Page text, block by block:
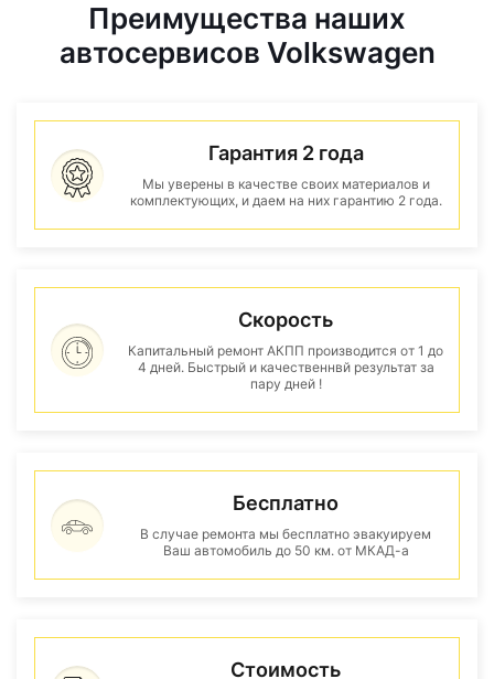
Преимущества наших
автосервисов Volkswagen
Гарантия 2 года
Мы уверены в качестве своих материалов и
комплектующих, и даем на них гарантию 2 года.
Скорость
Капитальный ремонт АКПП производится от 1 до
4 дней. Быстрый и качественнвй результат за
пару дней !
Бесплатно
В случае ремонта мы бесплатно эвакуируем
Ваш автомобиль до 50 км. от МКАД-а
Стоимость